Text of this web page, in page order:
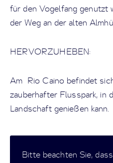
für den Vogelfang genutzt
der Weg an der alten
HERVORZUHEBEN:
Am Rio Caino befindet
zauberhafter Flusspark, in
Landschaft genießen kann.
Bitte beachten Sie,